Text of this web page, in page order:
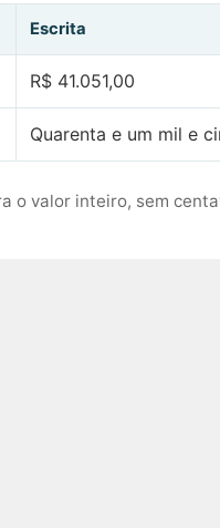
Escrita
R$ 41.051,00
Quarenta e um mil e
o valor inteiro, sem